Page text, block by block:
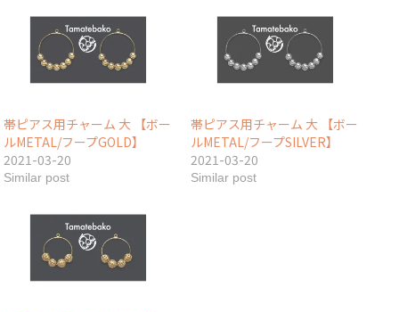
帯ピアス用チャーム 大 【ボー
ルMETAL/フープGOLD】
2021-03-20
Similar post
帯ピアス用チャーム 大 【ボー
ルMETAL/フープSILVER】
2021-03-20
Similar post